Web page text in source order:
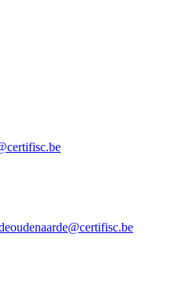
oudenaarde@certifisc.be